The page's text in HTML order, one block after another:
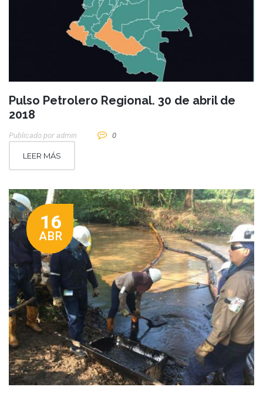
Pulso Petrolero Regional. 30 de abril de
2018
Publicado por Admin 0
LEER MÁS
16
ABR